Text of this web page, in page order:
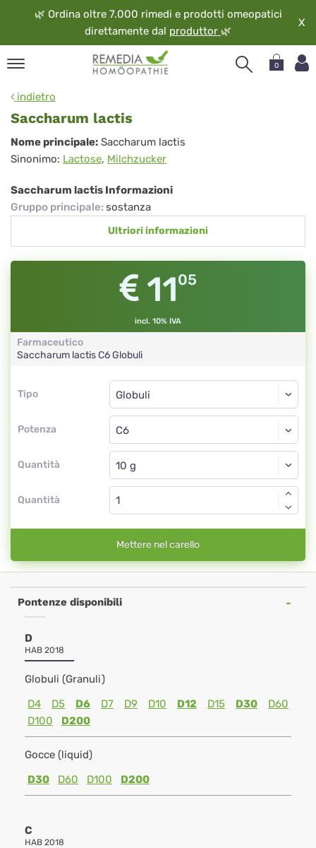
🌿 Ordina oltre 7.000 rimedi e prodotti omeopatici
direttamente dal produttor 🌿
X
0
indietro
Saccharum lactis
Saccharum
lactis
Nome principale: Saccharum lactis
Sinonimo: Lactose, Milchzucker
Saccharum lactis Informazioni
Gruppo principale: sostanza
Ultriori informazioni
1105
incl. 10% IVA
Farmaceutico
Saccharum lactisC6Globuli
Tipo
Tipo
Potenza
Globuli
C6
Quantità
Globuli
Quantità
Mettere nel carello
Pontenze disponibili
D
HAB 2018
Globuli (Granuli)
D4
D5 D6 D7 D9 D10 D12 D15 D30
D60
D100
D200
Gocce (liquid)
D30
D60 D100 D200
C
HAB 2018